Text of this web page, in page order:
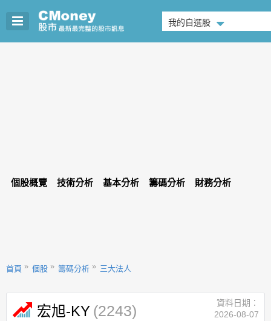
我的自選股
個股概覽 技術分析 基本分析 籌碼分析 財務分析
首頁 個股 籌碼分析 三大法人
宏旭-KY (2243)
資料日期：
2026-08-07